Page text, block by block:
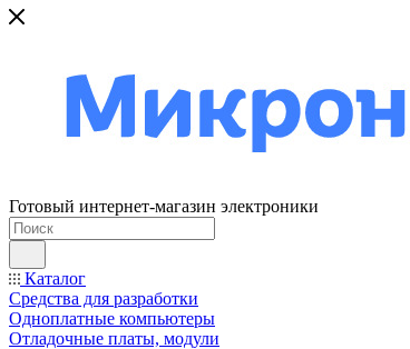
Готовый интернет-магазин электроники
Каталог
Средства для разработки
Одноплатные компьютеры
Отладочные платы, модули